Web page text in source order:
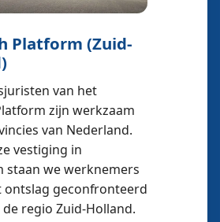
Platform (Zuid-
van het
zijn werkzaam
van Nederland.
vestiging in
staan we werknemers
ontslag geconfronteerd
regio Zuid-Holland.